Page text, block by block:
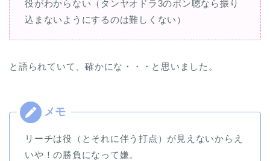
役がわからない（タンヤオドラ3のポン聴なら振り
込まないようにするのは難しくない）
と語られていて、確かにな・・・と思いました。
リーチは役（とそれに伴う打点）が見えないからえ
いや！の勝負になって嫌。